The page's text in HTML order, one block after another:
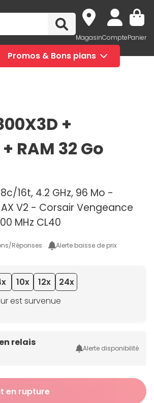
MagasinComptePanier
Promos & Bons plans
+
RAM 32 Go
16t, 4.2 GHz, 96 Mo -
V2 - Corsair Vengeance
MHz CL40
Réponses Alerte baisse de prix
10x 12x
24x
est survenue
relais
Alerte disponibilité
en rupture